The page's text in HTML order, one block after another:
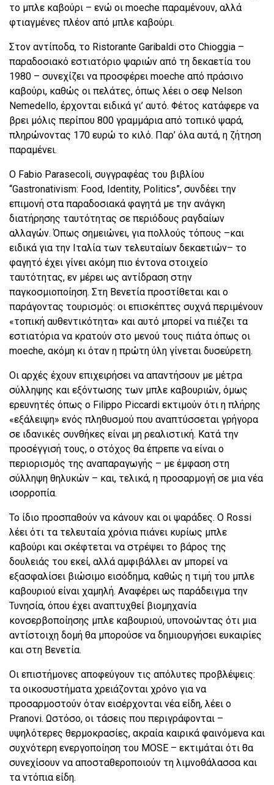
το μπλε καβούρι – ενώ οι moeche παραμένουν, αλλά
φτιαγμένες πλέον από μπλε καβούρι.
Στον αντίποδα, το Ristorante Garibaldi στο Chioggia –
παραδοσιακό εστιατόριο ψαριών από τη δεκαετία του
1980 – συνεχίζει να προσφέρει moeche από πράσινο
καβούρι, καθώς οι πελάτες, όπως λέει ο σεφ Nelson
Nemedello, έρχονται ειδικά γι’ αυτό. Φέτος κατάφερε να
βρει μόλις περίπου 800 γραμμάρια από τοπικό ψαρά,
πληρώνοντας 170 ευρώ το κιλό. Παρ’ όλα αυτά, η ζήτηση
παραμένει.
Ο Fabio Parasecoli, συγγραφέας του βιβλίου
“Gastronativism: Food, Identity, Politics”, συνδέει την
επιμονή στα παραδοσιακά φαγητά με την ανάγκη
διατήρησης ταυτότητας σε περιόδους ραγδαίων
αλλαγών. Όπως σημειώνει, για πολλούς τόπους –και
ειδικά για την Ιταλία των τελευταίων δεκαετιών– το
φαγητό έχει γίνει ακόμη πιο έντονα στοιχείο
ταυτότητας, εν μέρει ως αντίδραση στην
παγκοσμιοποίηση. Στη Βενετία προστίθεται και ο
παράγοντας τουρισμός: οι επισκέπτες συχνά περιμένουν
«τοπική αυθεντικότητα» και αυτό μπορεί να πιέζει τα
εστιατόρια να κρατούν στο μενού τους πιάτα όπως οι
moeche, ακόμη κι όταν η πρώτη ύλη γίνεται δυσεύρετη.
Οι αρχές έχουν επιχειρήσει να απαντήσουν με μέτρα
σύλληψης και εξόντωσης των μπλε καβουριών, όμως
ερευνητές όπως ο Filippo Piccardi εκτιμούν ότι η πλήρης
«εξάλειψη» ενός πληθυσμού που αναπτύσσεται γρήγορα
σε ιδανικές συνθήκες είναι μη ρεαλιστική. Κατά την
προσέγγισή τους, ο στόχος θα έπρεπε να είναι ο
περιορισμός της αναπαραγωγής – με έμφαση στη
σύλληψη θηλυκών – και, τελικά, η προσαρμογή σε μια νέα
ισορροπία.
Το ίδιο προσπαθούν να κάνουν και οι ψαράδες. Ο Rossi
λέει ότι τα τελευταία χρόνια πιάνει κυρίως μπλε
καβούρι και σκέφτεται να στρέψει το βάρος της
δουλειάς του εκεί, αλλά αμφιβάλλει αν μπορεί να
εξασφαλίσει βιώσιμο εισόδημα, καθώς η τιμή του μπλε
καβουριού είναι χαμηλή. Αναφέρει ως παράδειγμα την
Τυνησία, όπου έχει αναπτυχθεί βιομηχανία
κονσερβοποίησης μπλε καβουριού, υπονοώντας ότι μια
αντίστοιχη δομή θα μπορούσε να δημιουργήσει ευκαιρίες
και στη Βενετία.
Οι επιστήμονες αποφεύγουν τις απόλυτες προβλέψεις:
τα οικοσυστήματα χρειάζονται χρόνο για να
προσαρμοστούν όταν εισέρχονται νέα είδη, λέει ο
Pranovi. Ωστόσο, οι τάσεις που περιγράφονται –
υψηλότερες θερμοκρασίες, ακραία καιρικά φαινόμενα και
συχνότερη ενεργοποίηση του MOSE – εκτιμάται ότι θα
συνεχίσουν να αποσταθεροποιούν τη λιμνοθάλασσα και
τα ντόπια είδη.